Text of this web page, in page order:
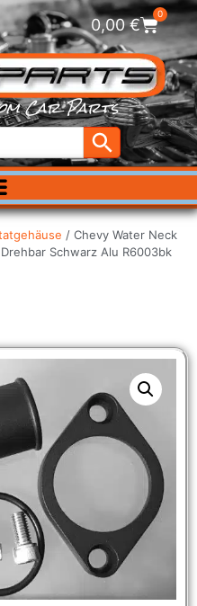
0,00€
0
Car Parts
/ Chevy Water Neck
Schwarz Alu R6003bk